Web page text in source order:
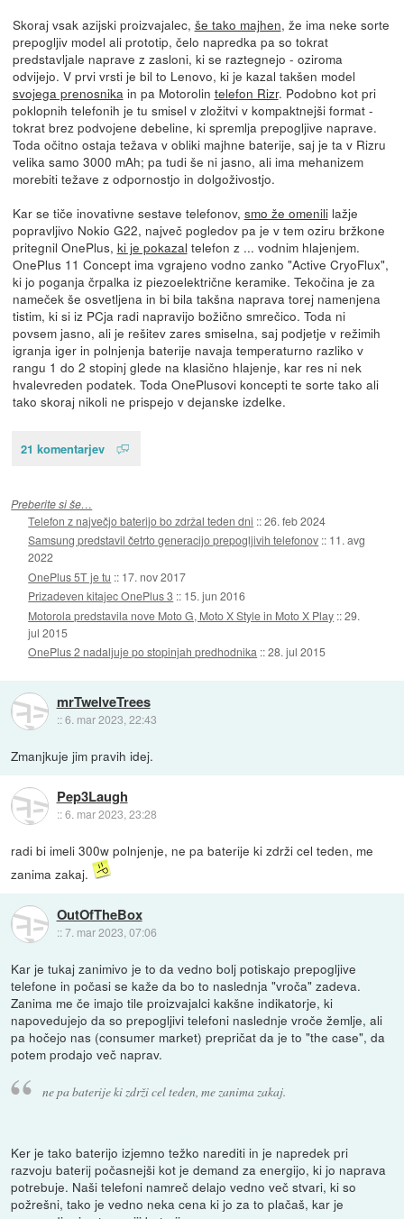
Skoraj vsak azijski proizvajalec, še tako majhen, že ima neke sorte
prepogljiv model ali prototip, čelo napredka pa so tokrat
predstavljale naprave z zasloni, ki se raztegnejo - oziroma
odvijejo. V prvi vrsti je bil to Lenovo, ki je kazal takšen model
svojega prenosnika in pa Motorolin telefon Rizr. Podobno kot pri
poklopnih telefonih je tu smisel v zložitvi v kompaktnejši format -
tokrat brez podvojene debeline, ki spremlja prepogljive naprave.
Toda očitno ostaja težava v obliki majhne baterije, saj je ta v Rizru
velika samo 3000 mAh; pa tudi še ni jasno, ali ima mehanizem
morebiti težave z odpornostjo in dolgoživostjo.
Kar se tiče inovativne sestave telefonov, smo že omenililažje
popravljivo Nokio G22, največ pogledov pa je v tem oziru bržkone
pritegnil OnePlus, ki je pokazal telefon z ... vodnim hlajenjem.
OnePlus 11 Concept ima vgrajeno vodno zanko "Active CryoFlux",
ki jo poganja črpalka iz piezoelektrične keramike. Tekočina je za
nameček še osvetljena in bi bila takšna naprava torej namenjena
tistim, ki si iz PCja radi napravijo božično smrečico. Toda ni
povsem jasno, ali je rešitev zares smiselna, saj podjetje v režimih
igranja iger in polnjenja baterije navaja temperaturno razliko v
rangu 1 do 2 stopinj glede na klasično hlajenje, kar res ni nek
hvalevreden podatek. Toda OnePlusovi koncepti te sorte tako ali
tako skoraj nikoli ne prispejo v dejanske izdelke.
21 komentarjev
Preberite si še…
Telefon z največjo baterijo bo zdržal teden dni ::26. feb 2024
Samsung predstavil četrto generacijo prepogljivih telefonov :: 11. avg
2022
OnePlus 5T je tu :: 17. nov 2017
Prizadeven kitajec OnePlus 3 :: 15. jun 2016
Motorola predstavila nove Moto G, Moto X Style in Moto X Play ::29.
jul 2015
OnePlus 2 nadaljuje po stopinjah predhodnika ::28. jul 2015
mrTwelveTrees
::6. mar 2023, 22:43
Zmanjkuje jim pravih idej.
Pep3Laugh
::6. mar 2023, 23:28
radi bi imeli 300w polnjenje, ne pa baterije ki zdrži cel teden, me
zanima zakaj.
OutOfTheBox
::7. mar 2023, 07:06
Kar je tukaj zanimivo je to da vedno bolj potiskajo prepogljive
telefone in počasi se kaže da bo to naslednja "vroča" zadeva.
Zanima me če imajo tile proizvajalci kakšne indikatorje, ki
napovedujejo da so prepogljivi telefoni naslednje vroče žemlje, ali
pa hočejo nas (consumer market) prepričat da je to "the case", da
potem prodajo več naprav.
ne pa baterije ki zdrži cel teden, me zanima zakaj.
Ker je tako baterijo izjemno težko narediti in je napredek pri
razvoju baterij počasnejši kot je demand za energijo, ki jo naprava
potrebuje. Naši telefoni namreč delajo vedno več stvari, ki so
požrešni, tako je vedno neka cena ki jo za to plačaš, kar je